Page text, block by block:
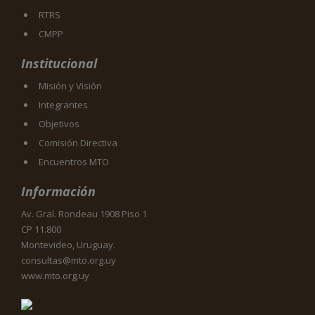
RTRS
CMPP
Institucional
Misión y Visión
Integrantes
Objetivos
Comisión Directiva
Encuentros MTO
Información
Av. Gral. Rondeau 1908 Piso 1
CP 11.800
Montevideo, Uruguay.
consultas@mto.org.uy
www.mto.org.uy